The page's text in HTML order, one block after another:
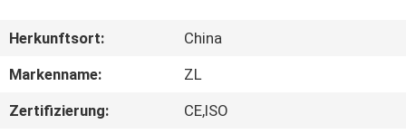
ÜBER
Herkunftsort:
China
Markenname:
ZL
Zertifizierung:
CE,ISO